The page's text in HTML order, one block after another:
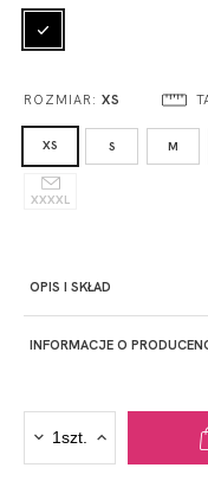
ROZMIAR: XS
XS S M
XXXXL
OPIS I SKŁAD
INFORMACJE O